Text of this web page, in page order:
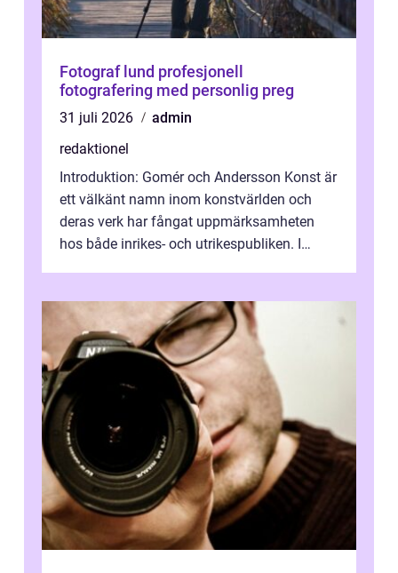
Fotograf lund profesjonell
fotografering med personlig preg
31 juli 2026
admin
redaktionel
Introduktion: Gomér och Andersson Konst är
ett välkänt namn inom konstvärlden och
deras verk har fångat uppmärksamheten
hos både inrikes- och utrikespubliken. I